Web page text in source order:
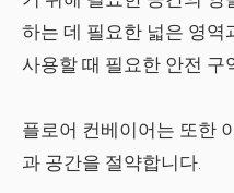
하는 데 필요한 넓은 영역
사용할 때 필요한 안전 구
플로어 컨베이어는 또한
과 공간을 절약합니다.